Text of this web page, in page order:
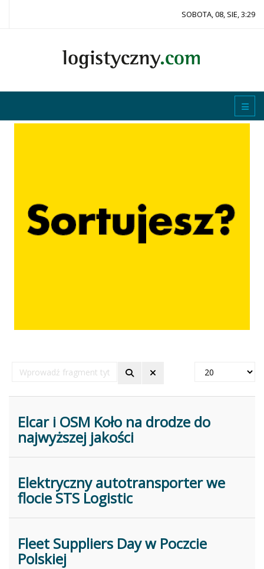
SOBOTA, 08, SIE, 3:29
Wprowadź
fragment
Pokaż
Elcar i OSM Koło na drodze do
najwyższej jakości
Elektryczny autotransporter we
flocie STS Logistic
Fleet Suppliers Day w Poczcie
Polskiej